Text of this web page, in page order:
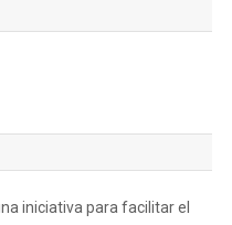
iniciativa para facilitar el